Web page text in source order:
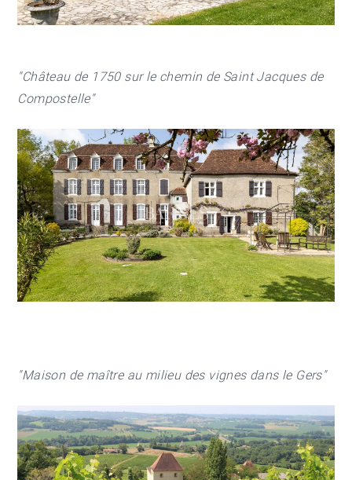
"Château de 1750 sur le chemin de Saint Jacques de
Compostelle"
"Maison de maître au milieu des vignes dans le Gers"